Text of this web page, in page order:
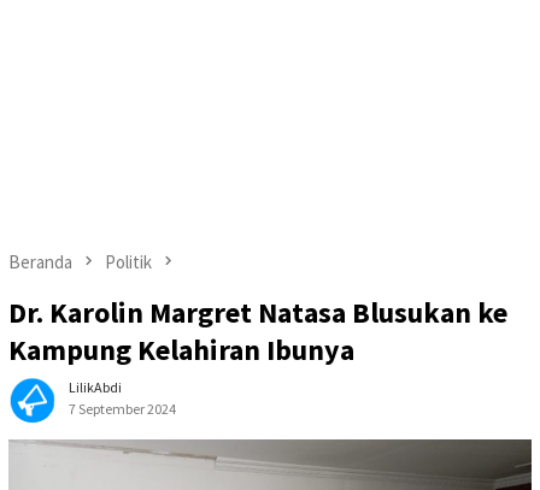
Beranda Politik
Dr. Karolin Margret Natasa Blusukan ke
Kampung Kelahiran Ibunya
LilikAbdi
7 September 2024